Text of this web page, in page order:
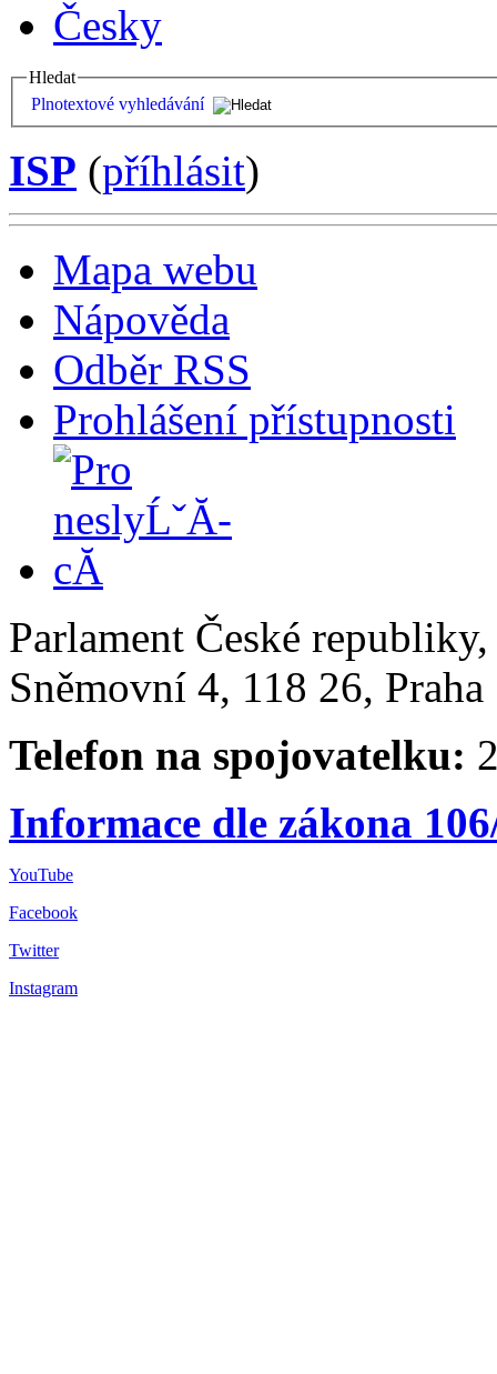
Česky
Hledat
Plnotextové vyhledávání
ISP (příhlásit)
Mapa webu
Nápověda
Odběr RSS
Prohlášení přístupnosti
Parlament České
Sněmovní 4, 118 26,
Telefon na spojovatelku:
Informace dle zákona
YouTube
Facebook
Twitter
Instagram